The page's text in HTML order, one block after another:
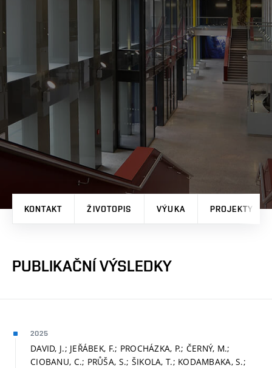
KONTAKT ŽIVOTOPIS VÝUKA PROJEKTY
PUBLIKAČNÍ VÝSLEDKY
2025
DAVID, J.; JEŘÁBEK, F.; PROCHÁZKA, P.; ČERNÝ, M.;
CIOBANU, C.; PRŮŠA, S.; ŠIKOLA, T.; KODAMBAKA, S.;